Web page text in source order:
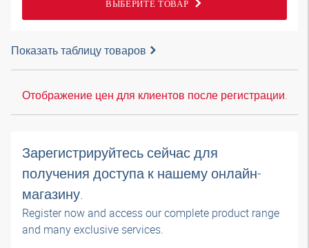
ВЫБЕРИТЕ ТОВАР
Показать таблицу товаров
Отображение цен для клиентов после регистрации.
Зарегистрируйтесь сейчас для
получения доступа к нашему онлайн-
магазину.
Register now and access our complete product range
and many exclusive services.